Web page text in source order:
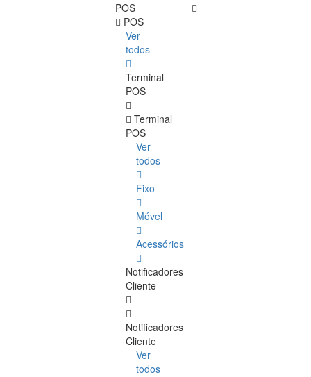
POS
POS
Ver
todos
Terminal
POS
Terminal
POS
Ver
todos
Fixo
Móvel
Acessórios
Notificadores
Cliente
Notificadores
Cliente
Ver
todos